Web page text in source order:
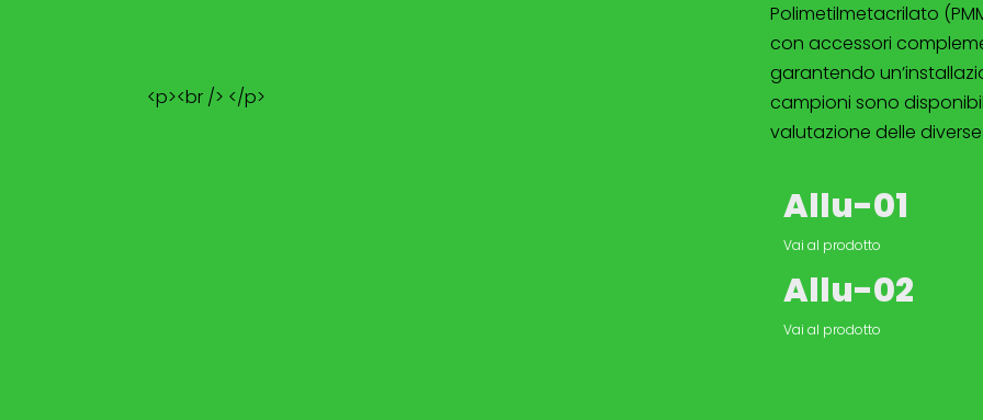
<p><br /> </p>
Polimetilmetacrilato
con accessori
garantendo
campioni sono
valutazione delle
Allu-01
Vai al prodotto
Allu-02
Vai al prodotto